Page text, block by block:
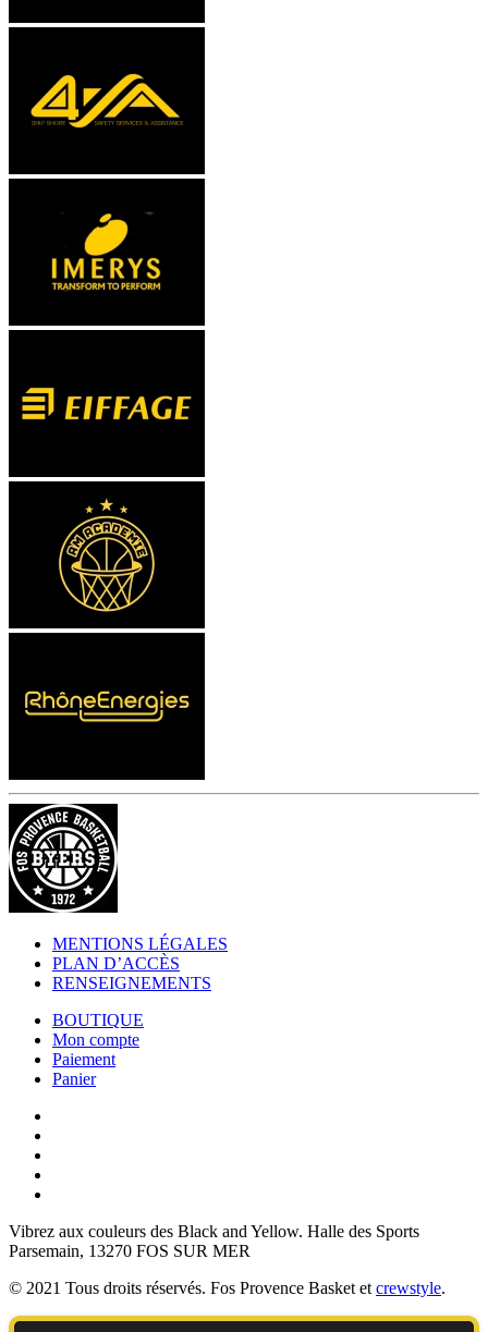
MENTIONS LÉGALES
PLAN D’ACCÈS
RENSEIGNEMENTS
BOUTIQUE
Mon compte
Paiement
Panier
Vibrez aux couleurs des Black and Yellow. Halle des Sports
Parsemain, 13270 FOS SUR MER
© 2021 Tous droits réservés. Fos Provence Basket et crewstyle.